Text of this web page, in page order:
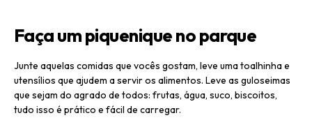
Faça um piquenique no parque
Junte aquelas comidas que vocês gostam, leve uma toalhinha e
utensílios que ajudem a servir os alimentos. Leve as guloseimas
que sejam do agrado de todos: frutas, água, suco, biscoitos,
tudo isso é prático e fácil de carregar.